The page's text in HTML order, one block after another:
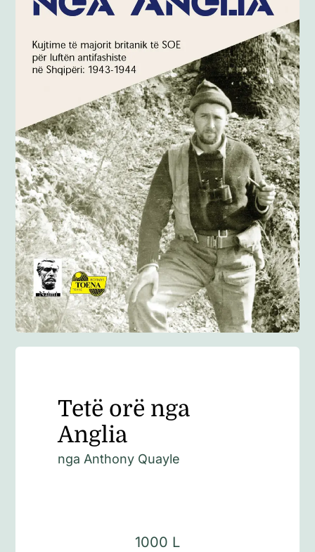
Ditarë
Evente
Blog
Tetë orë nga
Anglia
ngaAnthony Quayle
1000 L